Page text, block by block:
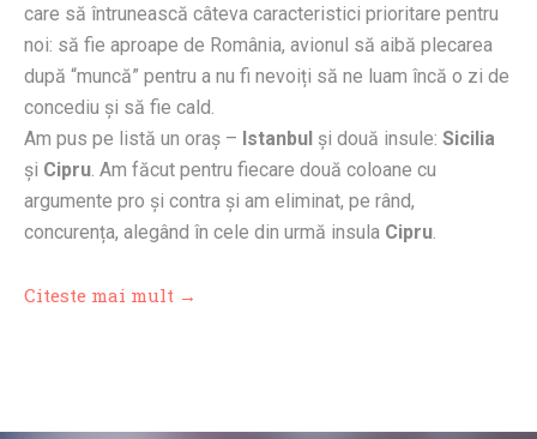
care să întrunească câteva caracteristici prioritare pentru
noi: să fie aproape de România, avionul să aibă plecarea
după “muncă” pentru a nu fi nevoiți să ne luam încă o zi de
concediu și să fie cald.
Am pus pe listă un oraș – Istanbul și două insule: Sicilia
și Cipru. Am făcut pentru fiecare două coloane cu
argumente pro și contra și am eliminat, pe rând,
concurența, alegând în cele din urmă insula Cipru.
Citeste mai mult →